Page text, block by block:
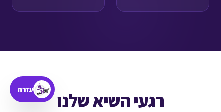
רגעי השיא שלנו עזרה